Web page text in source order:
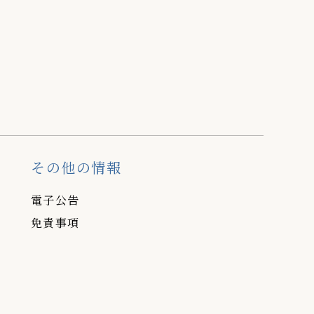
その他の情報
電子公告
免責事項